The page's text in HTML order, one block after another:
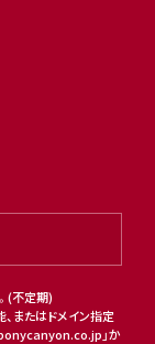
(不定期)
またはドメイン指定
ponycanyon.co.jp」か